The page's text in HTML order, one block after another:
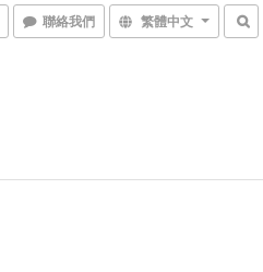
聯絡我們 繁體中文